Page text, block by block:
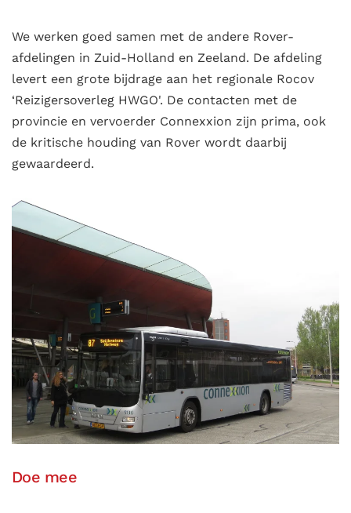
We werken goed samen met de andere Rover-
afdelingen in Zuid-Holland en Zeeland. De afdeling
levert een grote bijdrage aan het regionale Rocov
‘Reizigersoverleg HWGO'. De contacten met de
provincie en vervoerder Connexxion zijn prima, ook
de kritische houding van Rover wordt daarbij
gewaardeerd.
Doe mee